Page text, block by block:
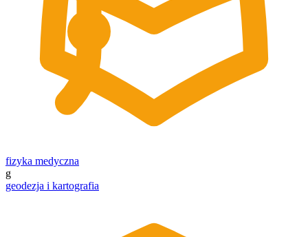
fizyka medyczna
g
geodezja i kartografia